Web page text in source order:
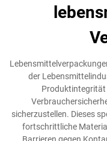
der
Produktintegrität
sicherzustellen. Dieses
fortschrittliche